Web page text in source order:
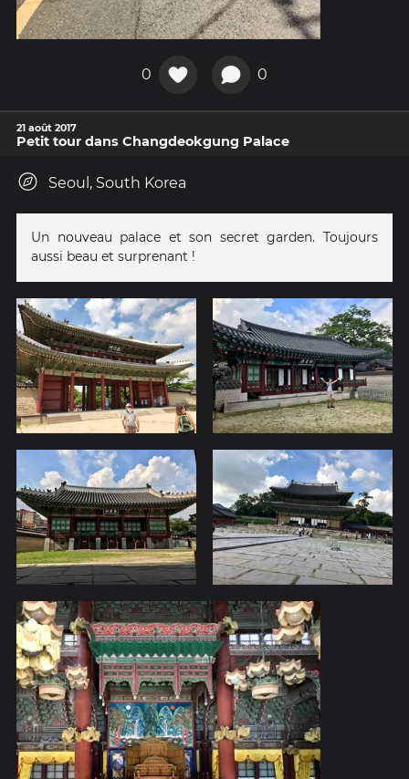
0 0
21 août 2017
Petit tour dans Changdeokgung Palace
Seoul, South Korea
Un nouveau palace et son secret garden. Toujours
aussi beau et surprenant !